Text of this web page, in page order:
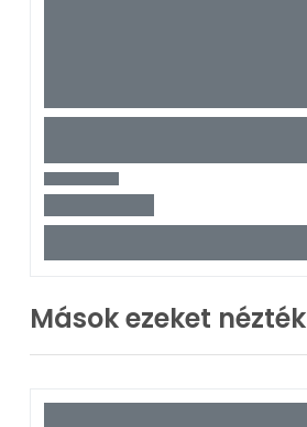
Mások ezeket nézték